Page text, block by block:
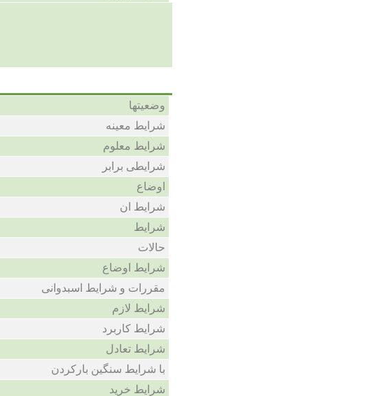
وضعیتها
شرایط معینه
شرایط معلوم
شرایطی برابر
اوضاع
شرایط ان
شرایط
حالات
شرایط اوضاع
مقررات و شرایط اسبدوانی
شرایط لازم
شرایط کاربرد
شرایط تعادل
با شرایط سنگین بارکردن
شرایط خرید